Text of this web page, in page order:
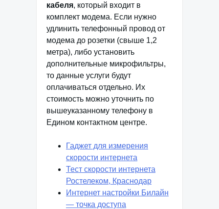
кабеля, который входит в
комплект модема. Если нужно
удлинить телефонный провод от
модема до розетки (свыше 1,2
метра), либо установить
дополнительные микрофильтры,
то данные услуги будут
оплачиваться отдельно. Их
стоимость можно уточнить по
вышеуказанному телефону в
Едином контактном центре.
Гаджет для измерения
скорости интернета
Тест скорости интернета
Ростелеком, Краснодар
Интернет настройки Билайн
— точка доступа